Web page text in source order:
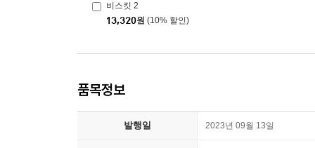
비스킷 2
13,320원 (10% 할인)
품목정보
발행일 2023년 09월 13일